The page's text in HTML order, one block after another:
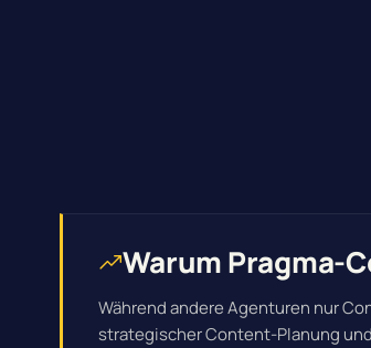
Warum Pragma-
Während andere Agenturen nur
strategischer Content-Planung und